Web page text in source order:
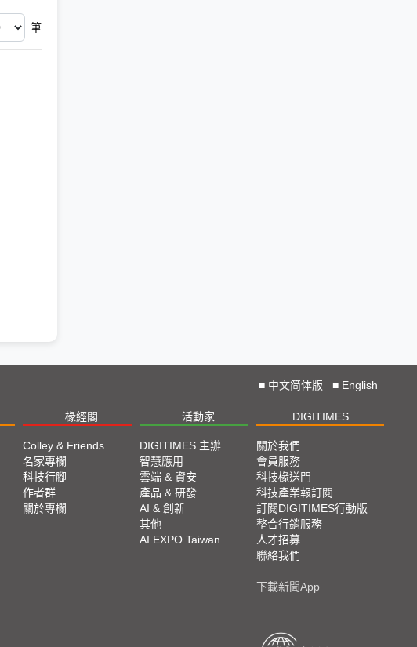
筆
■ 中文简体版 ■ English
椽經閣 活動家 DIGITIMES
Colley & Friends
名家專欄
科技行腳
作者群
關於專欄
DIGITIMES 主辦
智慧應用
雲端 & 資安
產品 & 研發
AI & 創新
其他
AI EXPO Taiwan
關於我們
會員服務
科技椽送門
科技產業報訂閱
訂閱DIGITIMES行動版
整合行銷服務
人才招募
聯絡我們
下載新聞App